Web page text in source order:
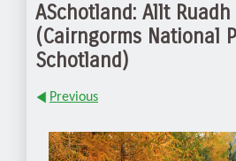
ASchotland: Allt
(Cairngorms National
Schotland)
Previous